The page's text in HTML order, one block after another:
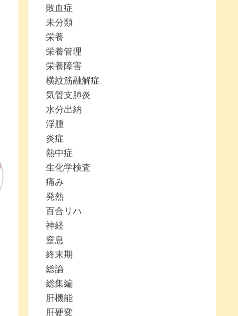
敗血症
未分類
栄養
栄養管理
栄養障害
横紋筋融解症
気管支肺炎
水分出納
浮腫
炎症
熱中症
生化学検査
痛み
発熱
百合リハ
神経
窒息
終末期
総論
総集編
肝機能
肝硬変